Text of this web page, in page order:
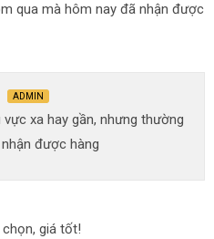
qua mà hôm nay đã nhận được
ADMIN
xa hay gần, nhưng thường
được hàng
giá tốt!